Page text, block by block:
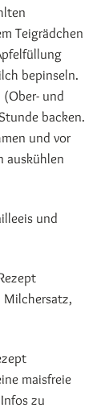
Teigrädchen
bepinseln.
(Ober- und
backen.
und vor
auskühlen
und
Milchersatz,
maisfreie
zu